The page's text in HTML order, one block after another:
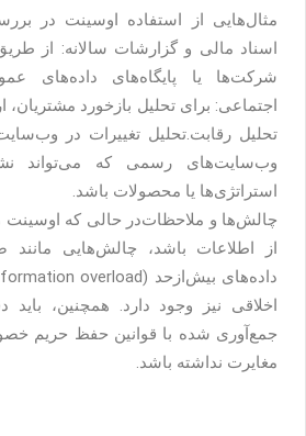
مثال‌هایی از استفاده اوسینت در
اسناد مالی و گزارشات سالانه: از
شرکت‌ها یا پایگاه‌های داده‌های
اجتماعی: برای تحلیل بازخورد
تحلیل رقابت.تحلیل تغییرات در
وب‌سایت‌های رسمی که می‌تواند
استراتژی‌ها یا محصولات باشد.
چالش‌ها و ملاحظاتدر حالی که اوسینت
از اطلاعات باشد، چالش‌هایی
اخلاقی نیز وجود دارد. همچنین،
جمع‌آوری شده با قوانین حفظ حریم
مغایرت نداشته باشد.